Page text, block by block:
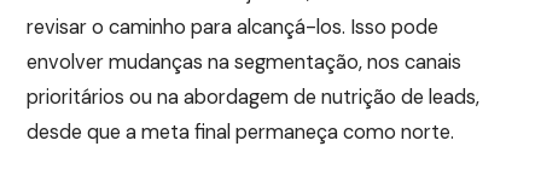
revisar o caminho para alcançá-los. Isso pode
envolver mudanças na segmentação, nos canais
prioritários ou na abordagem de nutrição de leads,
desde que a meta final permaneça como norte.